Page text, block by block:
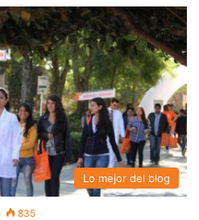
Lo mejor del blog
835